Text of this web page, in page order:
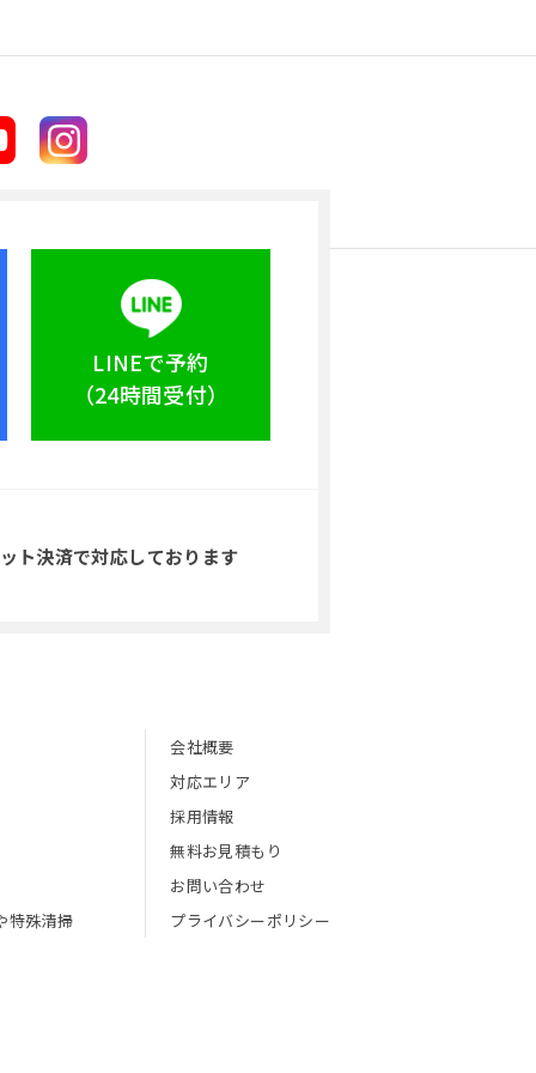
LINEで予約
（24時間受付）
ト決済で対応しております
特殊清掃
会社概要
対応エリア
採用情報
無料お見積もり
お問い合わせ
プライバシーポリシー